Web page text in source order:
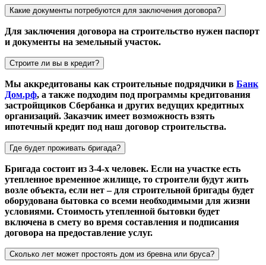
Какие документы потребуются для заключения договора?
Для заключения договора на строительство нужен паспорт
и документы на земельный участок.
Строите ли вы в кредит?
Мы аккредитованы как строительные подрядчики в Банк
Дом.рф, а также подходим под программы кредитования
застройщиков Сбербанка и других ведущих кредитных
организаций. Заказчик имеет возможность взять
ипотечный кредит под наш договор строительства.
Где будет проживать бригада?
Бригада состоит из 3-4-х человек. Если на участке есть
утепленное временное жилище, то строители будут жить
возле объекта, если нет – для строительной бригады будет
оборудована бытовка со всеми необходимыми для жизни
условиями. Стоимость утепленной бытовки будет
включена в смету во время составления и подписания
договора на предоставление услуг.
Сколько лет может простоять дом из бревна или бруса?